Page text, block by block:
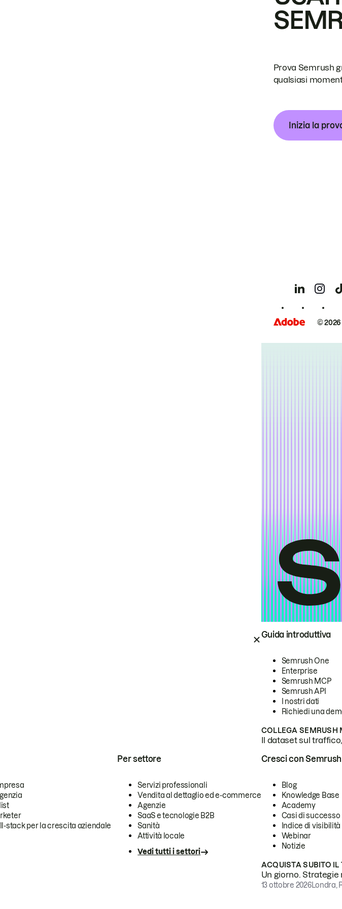
Guida introduttiva
Semrush One
Enterprise
Semrush MCP
Semrush API
I nostri dati
Richiedi una
COLLEGA SEMRUSH
Il dataset sul
stack per la crescita aziendale
Per settore
Servizi professionali
Vendita al dettaglio ed e-commerce
Agenzie
SaaS e tecnologie B2B
Sanità
Attività locale
Vedi tutti i settori
Cresci con Semrush
Blog
Knowledge Base
Academy
Casi di successo
Indice di visibilità
Webinar
Notizie
ACQUISTA SUBITO IL
Un giorno.
13 ottobre 2026Londra,
Prova Semrush
qualsiasi
Inizia la
©